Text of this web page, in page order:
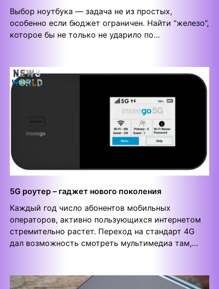
Выбор ноутбука — задача не из простых,
особенно если бюджет ограничен. Найти “железо”,
которое бы не только не ударило по…
5G роутер – гаджет нового поколения
Каждый год число абонентов мобильных
операторов, активно пользующихся интернетом
стремительно растет. Переход на стандарт 4G
дал возможность смотреть мультимедиа там,…